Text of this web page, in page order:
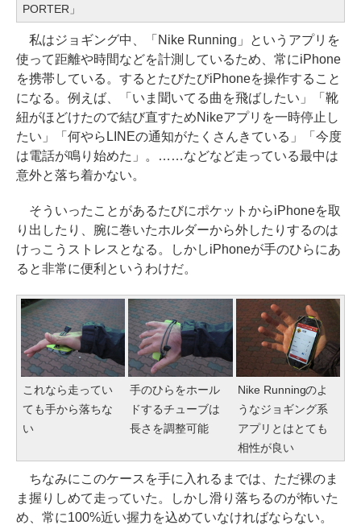
PORTER」
私はジョギング中、「Nike Running」というアプリを
使って距離や時間などを計測しているため、常にiPhone
を携帯している。するとたびたびiPhoneを操作すること
になる。例えば、「いま聞いてる曲を飛ばしたい」「靴
紐がほどけたので結び直すためNikeアプリを一時停止し
たい」「何やらLINEの通知がたくさんきている」「今度
は電話が鳴り始めた」。……などなど走っている最中は
意外と落ち着かない。
そういったことがあるたびにポケットからiPhoneを取
り出したり、腕に巻いたホルダーから外したりするのは
けっこうストレスとなる。しかしiPhoneが手のひらにあ
ると非常に便利というわけだ。
これなら走ってい
ても手から落ちな
い
手のひらをホール
ドするチューブは
長さを調整可能
Nike Runningのよ
うなジョギング系
アプリとはとても
相性が良い
ちなみにこのケースを手に入れるまでは、ただ裸のま
ま握りしめて走っていた。しかし滑り落ちるのが怖いた
め、常に100%近い握力を込めていなければならない。